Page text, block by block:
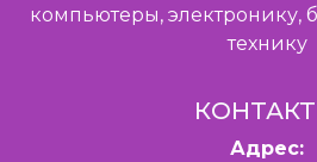
компьютеры, электронику,
технику
Адрес: